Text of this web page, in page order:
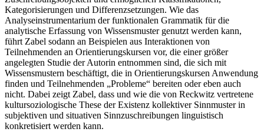
Kategorisierungen und Differenzsetzungen. Wie das
Analyseinstrumentarium der funktionalen Grammatik für die
analytische Erfassung von Wissensmuster genutzt werden kann,
führt Zabel sodann an Beispielen aus Interaktionen von
Teilnehmenden an Orientierungskursen vor, die einer größer
angelegten Studie der Autorin entnommen sind, die sich mit
Wissensmustern beschäftigt, die in Orientierungskursen Anwendung
finden und Teilnehmenden „Probleme“ bereiten oder eben auch
nicht. Dabei zeigt Zabel, dass und wie die von Reckwitz vertretene
kultursoziologische These der Existenz kollektiver Sinnmuster in
subjektiven und situativen Sinnzuschreibungen linguistisch
konkretisiert werden kann.